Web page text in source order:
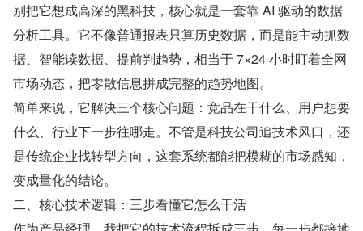
别把它想成高深的黑科技，核心就是一套靠 AI 驱动的数据
分析工具。它不像普通报表只算历史数据，而是能主动抓数
据、智能读数据、提前判趋势，相当于 7×24 小时盯着全网
市场动态，把零散信息拼成完整的趋势地图。
简单来说，它解决三个核心问题：竞品在干什么、用户想要
什么、行业下一步往哪走。不管是科技公司追技术风口，还
是传统企业找转型方向，这套系统都能把模糊的市场感知，
变成量化的结论。
二、核心技术逻辑：三步看懂它怎么干活